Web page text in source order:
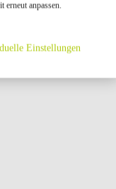
}}
erneut anpassen.
Einstellungen